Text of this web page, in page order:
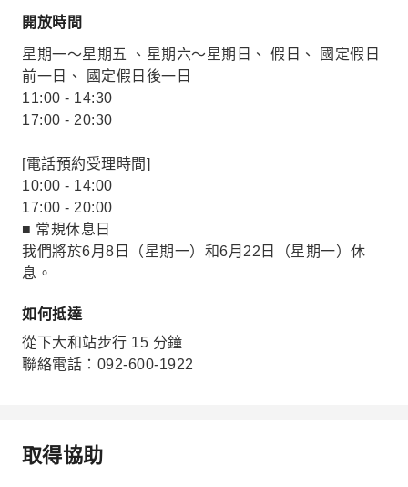
開放時間
星期一～星期五 、星期六～星期日、 假日、 國定假日
前一日、 國定假日後一日
11:00 - 14:30
17:00 - 20:30
[電話預約受理時間]
10:00 - 14:00
17:00 - 20:00
■ 常規休息日
我們將於6月8日（星期一）和6月22日（星期一）休
息。
如何抵達
從下大和站步行 15 分鐘
聯絡電話：092-600-1922
取得協助